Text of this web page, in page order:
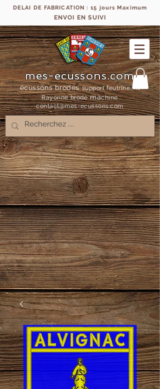
DELAI DE FABRICATION : 15 jours Maximum
ENVOI EN SUIVI
mes-ecussons.com
écussons brodés support feutrine, fil
Rayonne brodémachine
contact@mes-ecussons.com